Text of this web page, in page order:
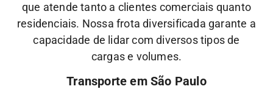
que atende tanto a clientes comerciais quanto
residenciais. Nossa frota diversificada garante a
capacidade de lidar com diversos tipos de
cargas e volumes.
Transporte em São Paulo